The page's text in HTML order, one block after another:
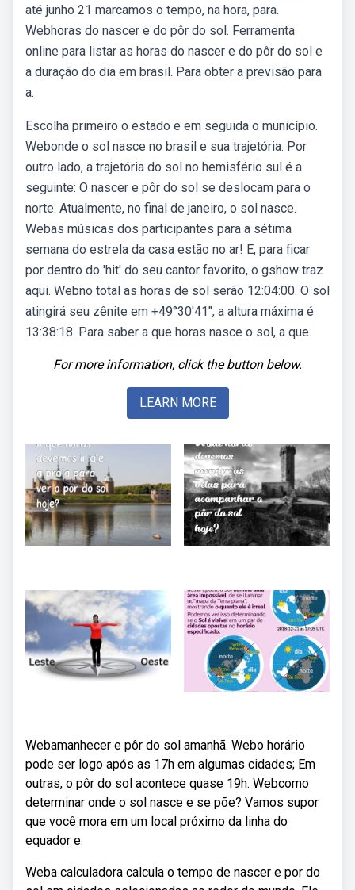
até junho 21 marcamos o tempo, na hora, para.
Webhoras do nascer e do pôr do sol. Ferramenta
online para listar as horas do nascer e do pôr do sol e
a duração do dia em brasil. Para obter a previsão para
a.
Escolha primeiro o estado e em seguida o município.
Webonde o sol nasce no brasil e sua trajetória. Por
outro lado, a trajetória do sol no hemisfério sul é a
seguinte: O nascer e pôr do sol se deslocam para o
norte. Atualmente, no final de janeiro, o sol nasce.
Webas músicas dos participantes para a sétima
semana do estrela da casa estão no ar! E, para ficar
por dentro do 'hit' do seu cantor favorito, o gshow traz
aqui. Webno total as horas de sol serão 12:04:00. O sol
atingirá seu zênite em +49°30′41″, a altura máxima é
13:38:18. Para saber a que horas nasce o sol, a que.
For more information, click the button below.
LEARN MORE
Webamanhecer e pôr do sol amanhã. Webo horário
pode ser logo após as 17h em algumas cidades; Em
outras, o pôr do sol acontece quase 19h. Webcomo
determinar onde o sol nasce e se põe? Vamos supor
que você mora em um local próximo da linha do
equador e.
Weba calculadora calcula o tempo de nascer e por do